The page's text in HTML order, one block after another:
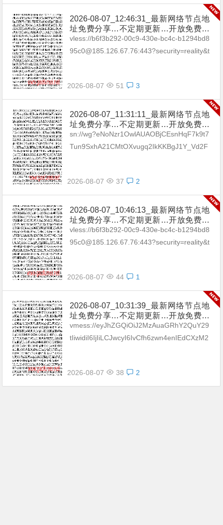
2026-08-07_12:46:31_最新网络节点地
址免费分享…不定期更新…开放免费分
享（网络免费节点香港|日本|韩国|新加
坡|台湾|马来西亚|…
vless://b6f3b292-00c9-430e-bc4c-b1294bd8
95c0@185.126.67.76:443?security=reality&t
2026-08-07 51 3
2026-08-07_11:31:11_最新网络节点地
址免费分享…不定期更新…开放免费分
享（网络免费节点香港|日本|韩国|新加
坡|台湾|马来西亚|…
sn://wg?eNoNzr1OwlAUAOBjCEsnHqF7k9t7
Tun9SxhA21CMtOXvugq2IkKKBgJ1Y_Vd2F
2026-08-07 37 2
2026-08-07_10:46:13_最新网络节点地
址免费分享…不定期更新…开放免费分
享（网络免费节点香港|日本|韩国|新加
坡|台湾|马来西亚|…
vless://b6f3b292-00c9-430e-bc4c-b1294bd8
95c0@185.126.67.76:443?security=reality&t
2026-08-07 44 1
2026-08-07_10:31:39_最新网络节点地
址免费分享…不定期更新…开放免费分
享（网络免费节点香港|日本|韩国|新加
坡|台湾|马来西亚|…
vmess://eyJhZGQiOiJ2MzAuaGRhY2QuY29
tIiwidiI6IjIiLCJwcyI6IvCfh6zwn4enIEdCXzM2
2026-08-07 38 2